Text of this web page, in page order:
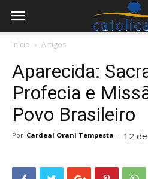
Início Artigos
Aparecida:
Profecia e
Povo Brasileiro
Por Cardeal Orani Tempesta - 12